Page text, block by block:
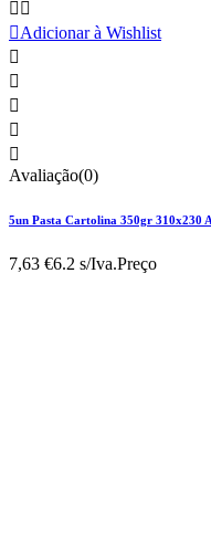
 
Adicionar à Wishlist





Avaliação(0)
5un Pasta Cartolina 350gr 310x230
7,63 €6.2 s/Iva.Preço